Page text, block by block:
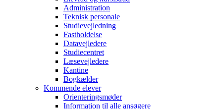
Administration
Teknisk personale
Studievejledning
Fastholdelse
Datavejledere
Studiecentret
Læsevejledere
Kantine
Bogkælder
Kommende elever
Orienteringsmøder
Information til alle ansøgere